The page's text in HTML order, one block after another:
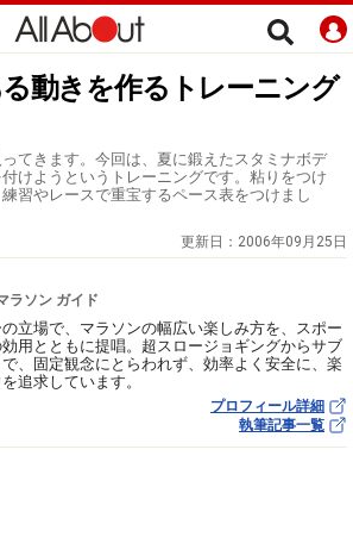
動きを作るトレーニング
てきます。今回は、夏に鍛えたスタミナボデ
けようというトレーニングです。粘りをつけ
習やレースで重宝するペース表をつけまし
更新日： 2006年09月25日
ラソン ガイド
立場で、マラソンの幅広い楽しみ方を、スポー
用とともに提唱。超スロージョギングからサブ
、固定観念にとらわれず、効率よく安全に、楽
追求しています。
プロフィール詳細
執筆記事一覧